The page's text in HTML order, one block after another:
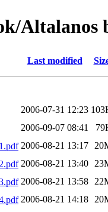
Altalanos
Last modified
2006-07-31 12:23
2006-09-07 08:41
2006-08-21 13:17
2006-08-21 13:40
2006-08-21 13:58
2006-08-21 14:18